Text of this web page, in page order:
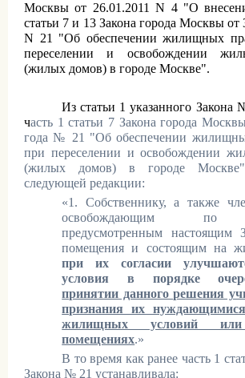
Москвы от 26.01.2011 N 4 "О
статьи 7 и 13 Закона города Москвы от
N 21 "Об обеспечении жилищных
переселении и освобождении
(жилых домов) в городе Москве".
Из статьи 1 указанного Закона
часть 1 статьи 7 Закона города
года № 21 "Об обеспечении
при переселении и освобождении
(жилых домов) в городе Москве"
следующей редакции:
«1. Собственнику, а также
освобождающим по
предусмотренным настоящим
помещения и состоящим на
при их согласии
условия в порядке
принятии данного решения
признания их
жилищных условий
помещениях.»
В то время как ранее часть 1
Закона № 21 устанавливала: